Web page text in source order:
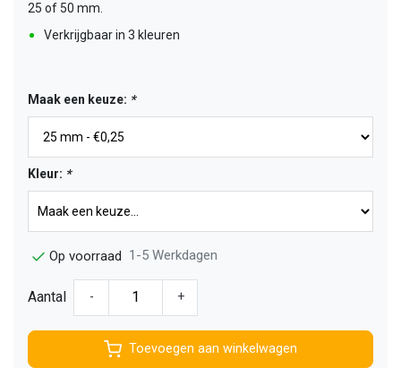
25 of 50 mm.
Verkrijgbaar in 3 kleuren
Maak een keuze: *
Kleur: *
Op voorraad 1-5 Werkdagen
Aantal - +
Toevoegen aan winkelwagen